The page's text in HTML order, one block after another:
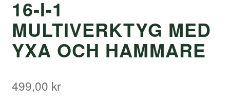
Varumärken
Väljare
16-I-1
MULTIVERKTYG MED
YXA OCH HAMMARE
499,00 kr